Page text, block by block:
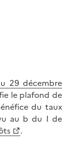
29 décembre
le plafond de
du taux
au b du I de
.